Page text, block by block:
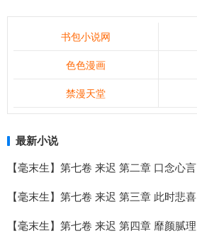
书包小说网
色色漫画
禁漫天堂
最新小说
【毫末生】第七卷 来迟 第二章 口念心言
【毫末生】第七卷 来迟 第三章 此时悲喜
【毫末生】第七卷 来迟 第四章 靡颜腻理